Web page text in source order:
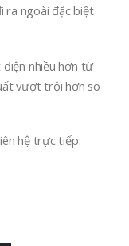
ra ngoài đặc biệt
nhiều hơn từ
vượt trội hơn so
hệ trực tiếp: